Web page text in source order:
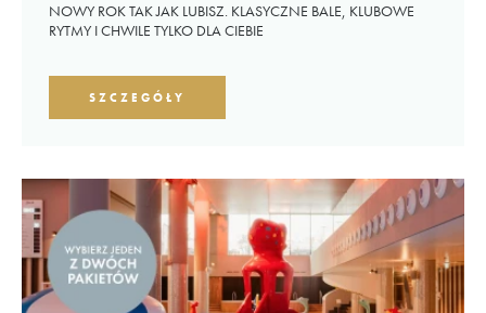
NOWY ROK TAK JAK LUBISZ. KLASYCZNE BALE, KLUBOWE
RYTMY I CHWILE TYLKO DLA CIEBIE
SZCZEGÓŁY